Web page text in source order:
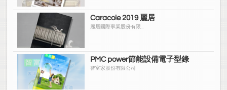
Caracole 2019 麗居
麗居國際事業股份有限...
PMC power節能設備電子型錄
智富家股份有限公司